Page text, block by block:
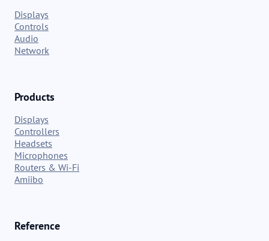
Displays
Controls
Audio
Network
Products
Displays
Controllers
Headsets
Microphones
Routers & Wi-Fi
Amiibo
Reference